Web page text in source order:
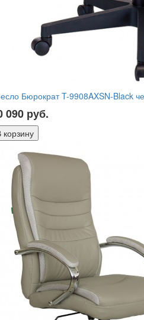
Бюрократ T-9908AXSN-Black
090 руб.